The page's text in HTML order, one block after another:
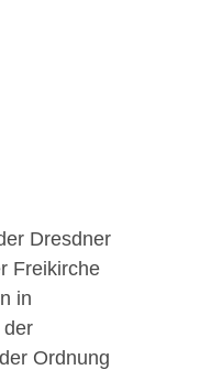
Dresdner
Freikirche
in
der
Ordnung